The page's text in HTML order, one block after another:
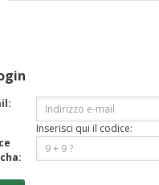
Inserisci qui il codice: